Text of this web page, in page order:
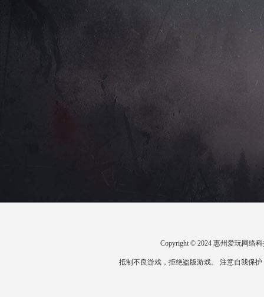
Copyright © 2024 惠州爱玩网络
抵制不良游戏，拒绝盗版游戏。 注意自我保